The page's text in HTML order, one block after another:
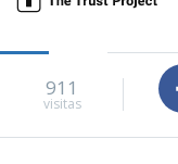
911
visitas